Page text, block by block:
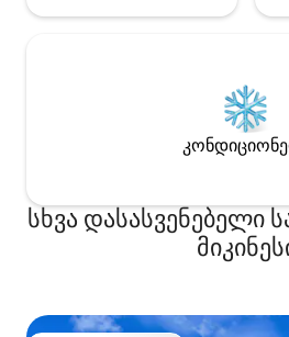
სხვა დასასვენებელი